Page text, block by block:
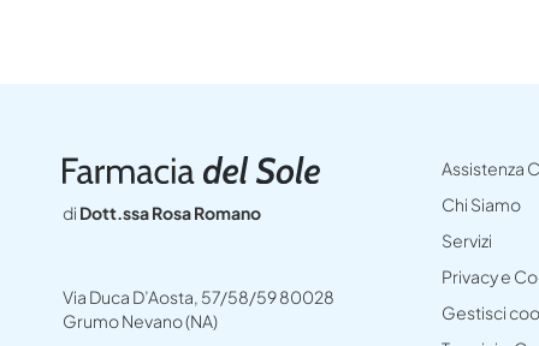
di Dott.ssa Rosa Romano
Via Duca D’Aosta, 57/58/59 80028
Grumo Nevano (NA)
Assistenza
Chi Siamo
Servizi
Privacy e
Gestisci